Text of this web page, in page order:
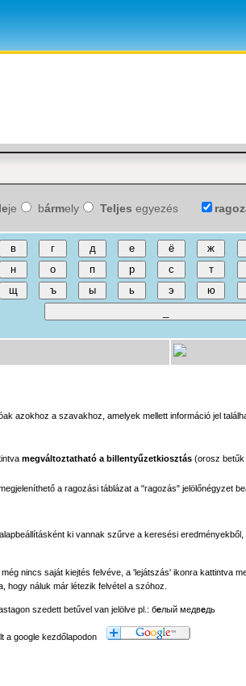
je bármely Teljes egyezés
azokhoz a szavakhoz, amelyek mellett információ jel
megváltoztatható a billentyűzetkiosztás (orosz betűk
a ragozási táblázat a "ragozás" jelölőnégyzet
ki vannak szűrve a keresési
nincs saját kiejtés felvéve, a 'lejátszás' ikonra kattintva
hogy náluk már létezik felvétel a szóhoz.
szedett betűvel van jelölve pl.: белый медведь
a google kezdőlapodon